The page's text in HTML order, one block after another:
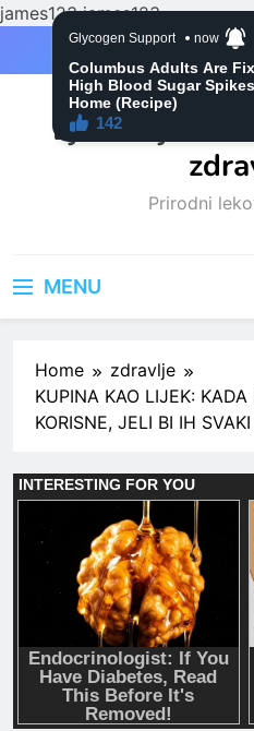
james123james123
Ljubitelji
Prirodni
MENU
Home
zdravlje
KUPINA KAO LIJEK:
KORISNE, JELI BI IH